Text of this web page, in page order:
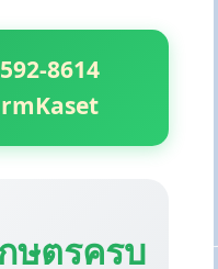
8614
ษตรครบ